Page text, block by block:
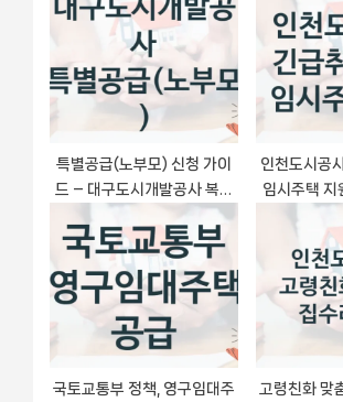
접수 방법 및 지원 한도
특별공급(노부모) 신청 가이
드 – 대구도시개발공사 복지
지원 방법 및 필수 요건 안내
인천도시공
임시주택 지
책 – 신청
국토교통부 정책, 영구임대주
고령친화 맞